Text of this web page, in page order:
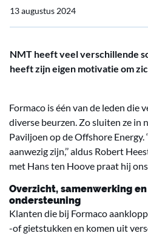
13 augustus 2024
NMT heeft veel verschillende
heeft zijn eigen motivatie om
Formaco is één van de leden die
diverse beurzen. Zo sluiten ze in
Paviljoen op de Offshore Energy.
aanwezig zijn,’’ aldus Robert
met Hans ten Hoove praat hij
Overzicht, samenwerking
ondersteuning
Klanten die bij Formaco
-of gietstukken en komen uit